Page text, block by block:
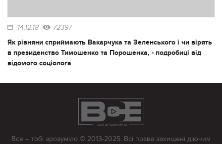
14.12.18 72397
Як рівняни сприймають Вакарчука та Зеленського і чи вірять
в президенство Тимошенко та Порошенка, - подробиці від
відомого соціолога
Все – тобі зрозуміло © 2013-2025. Всі права захищені діючим